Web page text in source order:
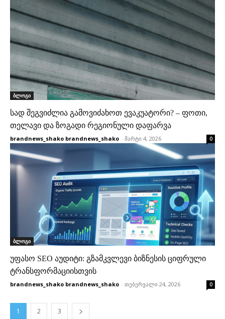
ბლოგი
სად შეგვიძლია გამოვიძახოთ ევაკუატორი? – ფოთი,
თელავი და ზოგადი რეგიონული დაფარვა
brandnews_shako brandnews_shako - მარტი 4, 2026 0
ბლოგი
უფასო SEO აუდიტი: გზამკვლევი ბიზნესის ციფრული
ტრანსფორმაციისთვის
brandnews_shako brandnews_shako - თებერვალი 24, 2026 0
1 2 3